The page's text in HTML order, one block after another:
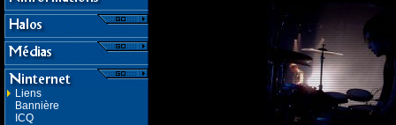
Liens
Bannière
ICQ